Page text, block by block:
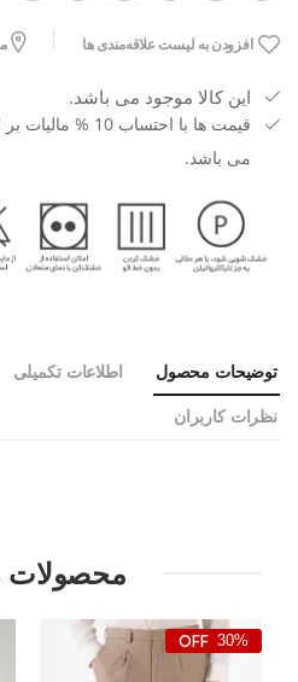
افزودن به لیست علاقه‌مندی ها
این کالا موجود می باشد.
قیمت ها با احتساب 10
می باشد.
توضیحات محصول اطلاعات تکمیلی
نظرات کاربران
محصولات
30%